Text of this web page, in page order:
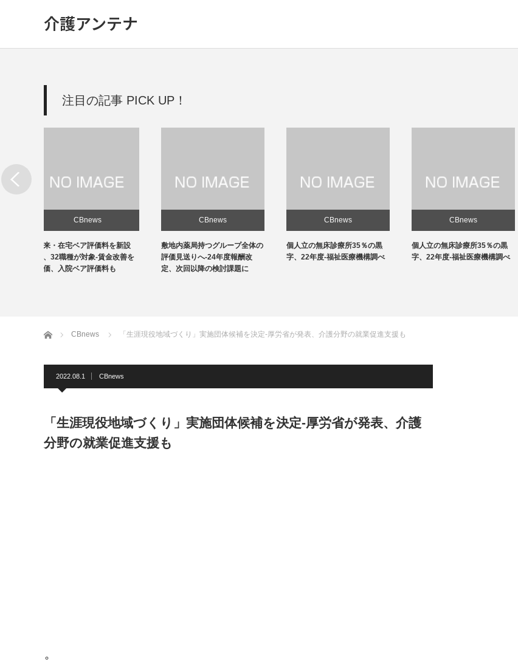
介護アンテナ
注目の記事 PICK UP！
CBnews
敷地内薬局持つグループ全体の
評価見送りへ-24年度報酬改
定、次回以降の検討課題に
CBnews
個人立の無床診療所35％の黒
字、22年度-福祉医療機構調べ
CBnews
個人立の無床診療所35％の黒
字、22年度-福祉医療機構調べ
CBnews
感染対策向上加算、介護施設と
の協力体制を要件化-24年度報
ホーム CBnews 「生涯現役地域づくり」実施団体候補を決定-厚労省が発表、介護分野の就業促進支援も
2022.08.1 CBnews
「生涯現役地域づくり」実施団体候補を決定-厚労省が発表、介護
分野の就業促進支援も